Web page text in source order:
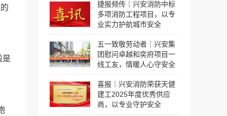
捷报频传｜兴安消防中标
多项消防工程项目，以专
业实力护航城市安全
五一致敬劳动者｜兴安集
团慰问卓越和奕府项目一
线工友，情暖人心守安全
喜报｜兴安消防荣获天健
建工2025年度优秀供应
商，以专业守护安全
是